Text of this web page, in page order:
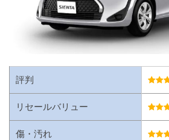
評判
リセールバリュー
傷・汚れ